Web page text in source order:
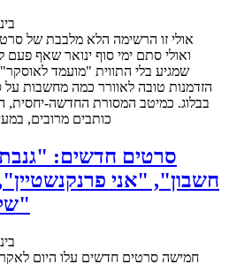
26
ואולי סתם ימי סוף ינואר שאף
שמגיע בלי התווית "מועמד
הזדמנות טובה לאוורר כמה מחשבות
בבלוג. כמיטב המסורת החדשה-יחסית,
כותבים מרובים,
סרטים חדשים:
חשבון", "אני
של אגדה", "קוד פרוץ"
23